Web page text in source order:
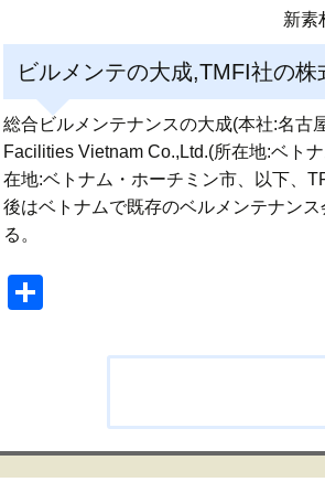
新素
ビルメンテの大成,TMFI社の
総合ビルメンテナンスの大成(本社:名古
Facilities Vietnam Co.,Ltd.(所在地:ベト
在地:ベトナム・ホーチミン市、以下、
後はベトナムで既存のベルメンテナン
る。
ビ